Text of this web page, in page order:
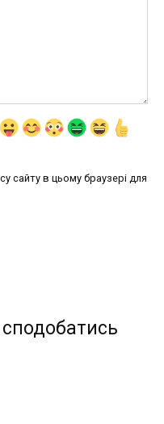
сайту в цьому браузері для